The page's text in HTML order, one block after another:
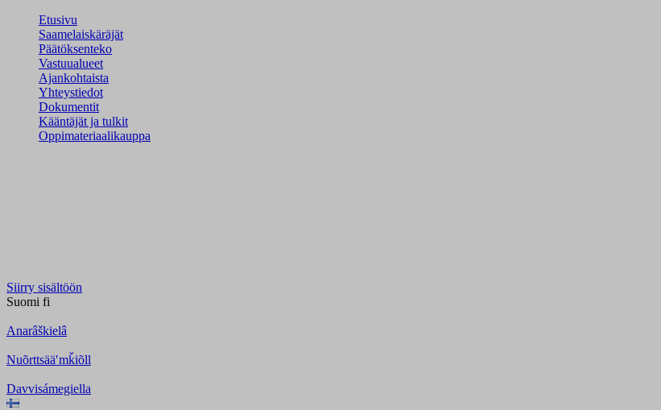
Etusivu
Saamelaiskäräjät
Päätöksenteko
Vastuualueet
Ajankohtaista
Yhteystiedot
Dokumentit
Kääntäjät ja tulkit
Oppimateriaalikauppa
Siirry sisältöön
Suomi fi
Anarâškielâ
Nuõrttsääʹmǩiõll
Davvisámegiella